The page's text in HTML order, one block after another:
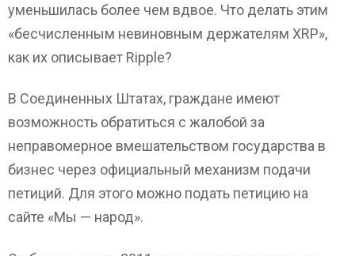
уменьшилась более чем вдвое. Что делать этим
«бесчисленным невиновным держателям XRP»,
как их описывает Ripple?
В Соединенных Штатах, граждане имеют
возможность обратиться с жалобой за
неправомерное вмешательством государства в
бизнес через официальный механизм подачи
петиций. Для этого можно подать петицию на
сайте «Мы — народ».